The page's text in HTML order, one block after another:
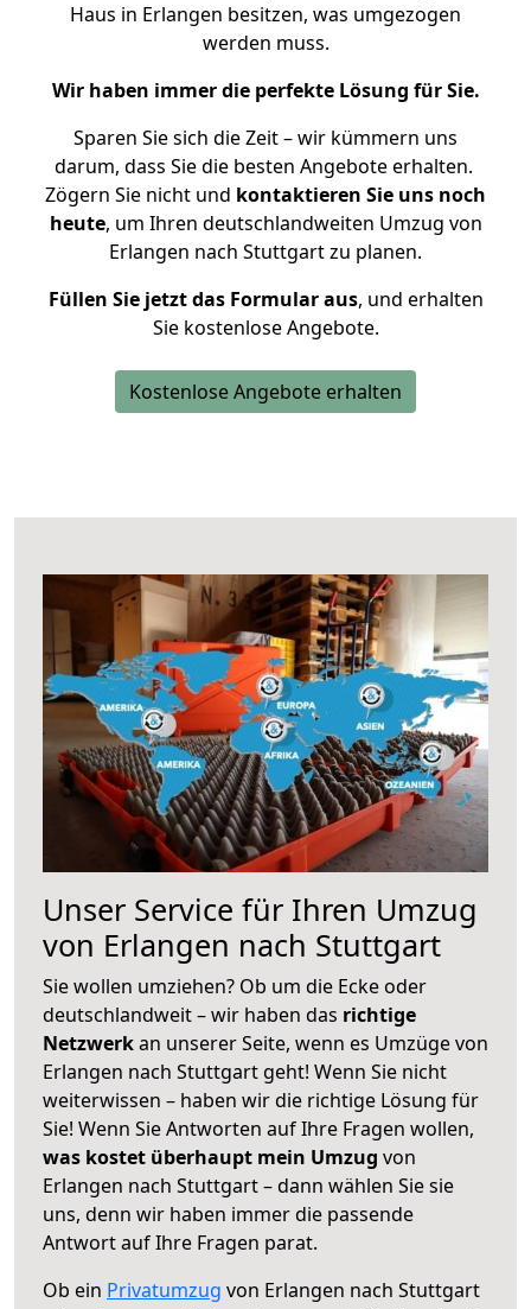
Haus in Erlangen besitzen, was umgezogen
werden muss.
Wir haben immer die perfekte Lösung für Sie.
Sparen Sie sich die Zeit – wir kümmern uns
darum, dass Sie die besten Angebote erhalten.
Zögern Sie nicht und kontaktieren Sie uns noch
heute, um Ihren deutschlandweiten Umzug von
Erlangen nach Stuttgart zu planen.
Füllen Sie jetzt das Formular aus, und erhalten
Sie kostenlose Angebote.
Kostenlose Angebote erhalten
Unser Service für Ihren Umzug
von Erlangen nach Stuttgart
Sie wollen umziehen? Ob um die Ecke oder
deutschlandweit – wir haben das richtige
Netzwerkan unserer Seite, wenn es Umzüge von
Erlangen nach Stuttgart geht! Wenn Sie nicht
weiterwissen – haben wir die richtige Lösung für
Sie! Wenn Sie Antworten auf Ihre Fragen wollen,
was kostet überhaupt mein Umzug von
Erlangen nach Stuttgart – dann wählen Sie sie
uns, denn wir haben immer die passende
Antwort auf Ihre Fragen parat.
Ob ein Privatumzug von Erlangen nach Stuttgart